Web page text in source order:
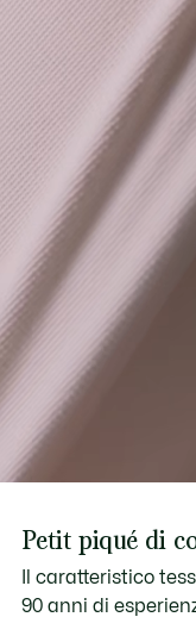
Petit piqué di
Il caratteristico
90 anni di